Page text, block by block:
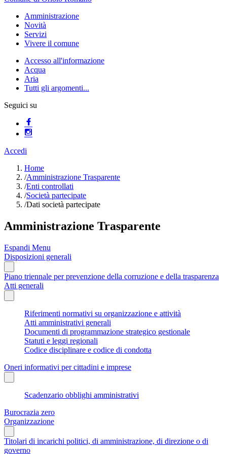
Amministrazione
Novità
Servizi
Vivere il comune
Accesso all'informazione
Acqua
Aria
Tutti gli argomenti...
Seguici su
Accedi
Home
/Amministrazione Trasparente
/Enti controllati
/Società partecipate
/Dati società partecipate
Amministrazione Trasparente
Espandi Menu
Disposizioni generali
Piano triennale per prevenzione della corruzione e della trasparenza
Atti generali
Riferimenti normativi su organizzazione e attività
Atti amministrativi generali
Documenti di programmazione strategico gestionale
Statuti e leggi regionali
Codice disciplinare e codice di condotta
Oneri informativi per cittadini e imprese
Scadenzario obblighi amministrativi
Burocrazia zero
Organizzazione
Titolari di incarichi politici, di amministrazione, di direzione o di
governo